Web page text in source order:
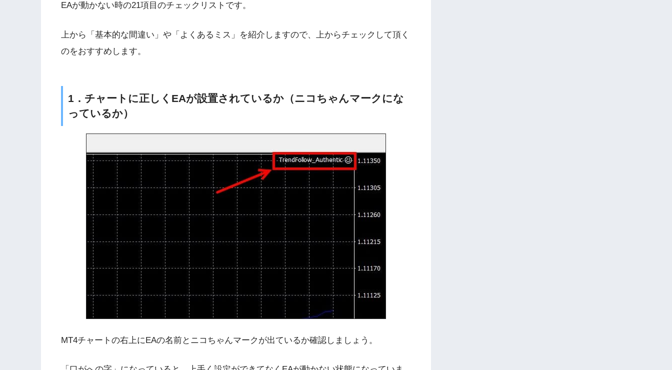
EAが動かない時の21項目のチェックリストです。
上から「基本的な間違い」や「よくあるミス」を紹介しますので、上からチェックして頂く
のをおすすめします。
1．チャートに正しくEAが設置されているか（ニコちゃんマークにな
っているか）
MT4チャートの右上にEAの名前とニコちゃんマークが出ているか確認しましょう。